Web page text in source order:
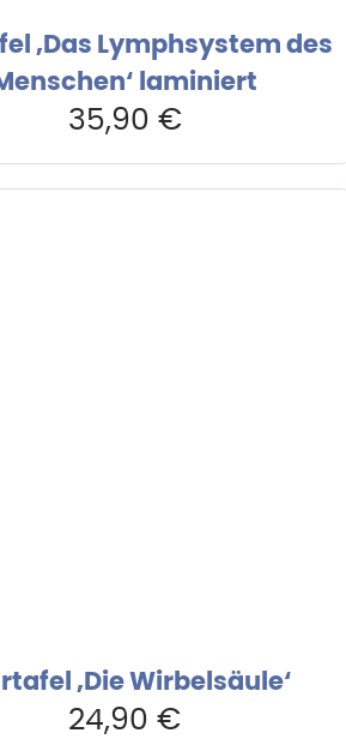
‚Das Lymphsystem des
laminiert
35,90 €
‚Die Wirbelsäule‘
24,90€